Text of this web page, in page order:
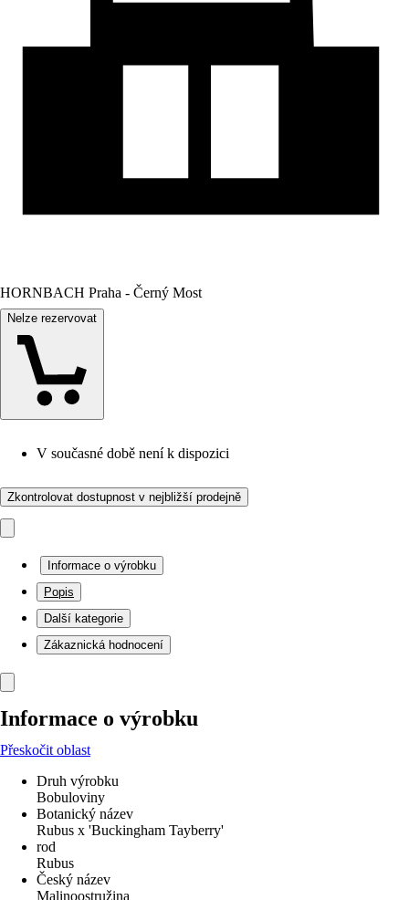
HORNBACH Praha - Černý Most
Nelze rezervovat
V současné době není k dispozici
Zkontrolovat dostupnost v nejbližší prodejně
Informace o výrobku
Popis
Další kategorie
Zákaznická hodnocení
Informace o výrobku
Přeskočit oblast
Druh výrobku
Bobuloviny
Botanický název
Rubus x 'Buckingham Tayberry'
rod
Rubus
Český název
Malinoostružina